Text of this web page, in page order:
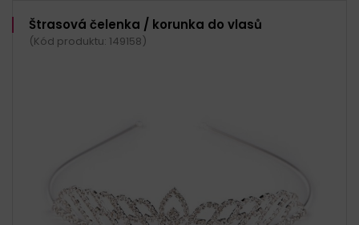
Štrasová čelenka / korunka do vlasů
(Kód produktu: 149158)